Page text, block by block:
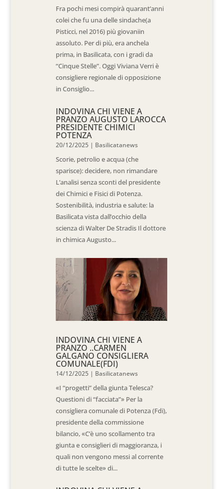
Fra pochi mesi compirà quarant’anni
colei che fu una delle sindache(a
Pisticci, nel 2016) più giovaniin
assoluto. Per di più, era anchela
prima, in Basilicata, con i gradi da
“Cinque Stelle”. Oggi Viviana Verri è
consigliere regionale di opposizione
in Consiglio...
INDOVINA CHI VIENE A
PRANZO AUGUSTO LAROCCA
PRESIDENTE CHIMICI
POTENZA
20/12/2025 | Basilicatanews
Scorie, petrolio e acqua (che
sparisce): decidere, non rimandare
L’analisi senza sconti del presidente
dei Chimici e Fisici di Potenza.
Sostenibilità, industria e salute: la
Basilicata vista dall’occhio della
scienza di Walter De Stradis Il dottore
in chimica Augusto...
INDOVINA CHI VIENE A
PRANZO ..CARMEN
GALGANO CONSIGLIERA
COMUNALE(FDI)
14/12/2025 | Basilicatanews
«I “progetti” della giunta Telesca?
Questioni di “facciata”» Per la
consigliera comunale di Potenza (Fdi),
presidente della commissione
bilancio, «C’è uno scollamento tra
giunta e consiglieri di maggioranza, i
quali non vengono messi al corrente
di tutte le scelte» di...